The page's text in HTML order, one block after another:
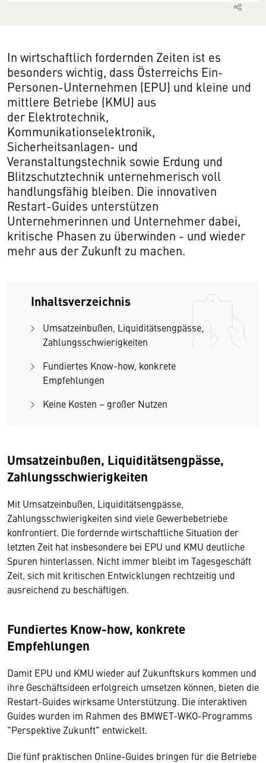
In wirtschaftlich fordernden Zeiten ist es
besonders wichtig, dass Österreichs Ein-
Personen-Unternehmen (EPU) und kleine und
mittlere Betriebe (KMU) aus
der Elektrotechnik,
Kommunikationselektronik,
Sicherheitsanlagen- und
Veranstaltungstechnik sowie Erdung und
Blitzschutztechnik unternehmerisch voll
handlungsfähig bleiben. Die innovativen
Restart-Guides unterstützen
Unternehmerinnen und Unternehmer dabei,
kritische Phasen zu überwinden - und wieder
mehr aus der Zukunft zu machen.
Inhaltsverzeichnis
Umsatzeinbußen, Liquiditätsengpässe,
Zahlungsschwierigkeiten
Fundiertes Know-how, konkrete
Empfehlungen
Keine Kosten – großer Nutzen
Umsatzeinbußen, Liquiditätsengpässe,
Zahlungsschwierigkeiten
Mit Umsatzeinbußen, Liquiditätsengpässe,
Zahlungsschwierigkeiten sind viele Gewerbebetriebe
konfrontiert. Die fordernde wirtschaftliche Situation der
letzten Zeit hat insbesondere bei EPU und KMU deutliche
Spuren hinterlassen. Nicht immer bleibt im Tagesgeschäft
Zeit, sich mit kritischen Entwicklungen rechtzeitig und
ausreichend zu beschäftigen.
Fundiertes Know-how, konkrete
Empfehlungen
Damit EPU und KMU wieder auf Zukunftskurs kommen und
ihre Geschäftsideen erfolgreich umsetzen können, bieten die
Restart-Guides wirksame Unterstützung. Die interaktiven
Guides wurden im Rahmen des BMWET-WKO-Programms
"Perspektive Zukunft" entwickelt.
Die fünf praktischen Online-Guides bringen für die Betriebe